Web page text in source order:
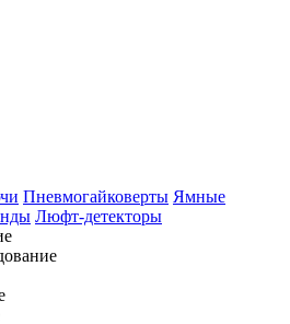
Пневмогайковерты Ямные
Люфт-детекторы